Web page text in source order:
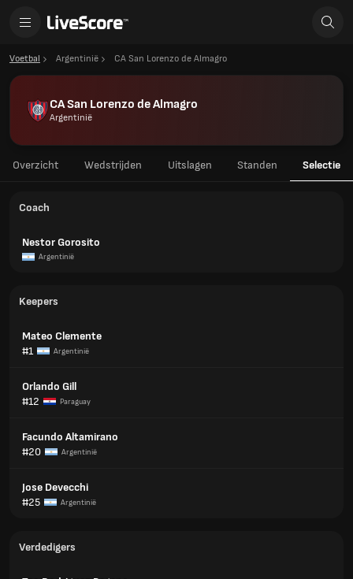
Voetbal Argentinië CA San Lorenzo de Almagro
CA San Lorenzo de Almagro
Argentinië
Overzicht Wedstrijden Uitslagen Standen Selectie
Coach
Nestor Gorosito
Argentinië
Keepers
Mateo Clemente
#1
Argentinië
Orlando Gill
#12
Paraguay
Facundo Altamirano
#20
Argentinië
Jose Devecchi
#25
Argentinië
Verdedigers